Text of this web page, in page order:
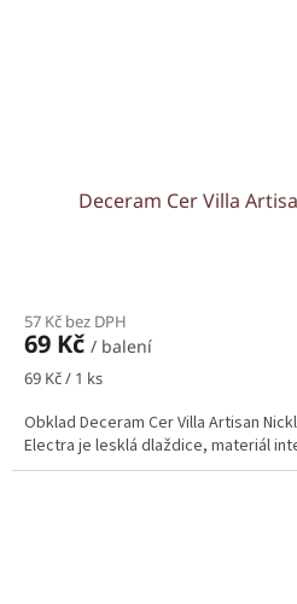
Deceram Cer Villa
57 Kč bez DPH
69 Kč / balení
Měrná
69 Kč / 1 ks
Obklad Deceram Cer Villa Artisan
Electra je lesklá dlaždice, materiál